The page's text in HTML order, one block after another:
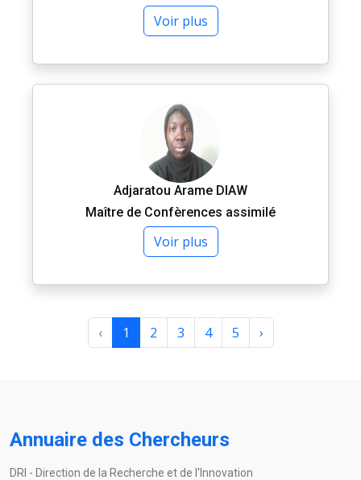
Voir plus
Adjaratou Arame DIAW
Maître de Confèrences assimilé
Voir plus
‹ 1 2 3 4 5 ›
Annuaire des Chercheurs
DRI - Direction de la Recherche et de l'Innovation